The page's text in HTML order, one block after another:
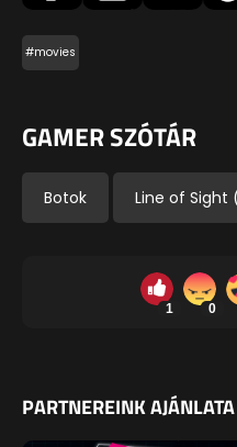
#movies
GAMER SZÓTÁR
Botok Line of Sight
1 0
PARTNEREINK AJÁNLATA